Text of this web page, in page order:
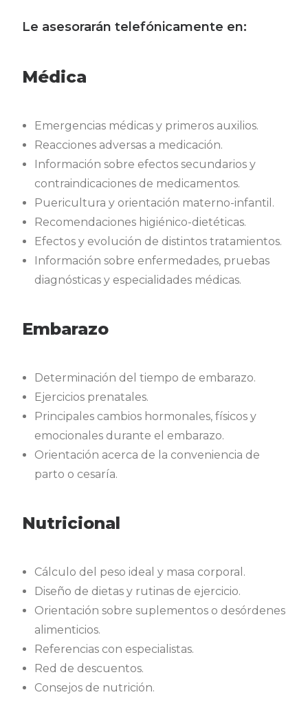
Le asesorarán telefónicamente en:
Médica
Emergencias médicas y primeros auxilios.
Reacciones adversas a medicación.
Información sobre efectos secundarios y
contraindicaciones de medicamentos.
Puericultura y orientación materno-infantil.
Recomendaciones higiénico-dietéticas.
Efectos y evolución de distintos tratamientos.
Información sobre enfermedades, pruebas
diagnósticas y especialidades médicas.
Embarazo
Determinación del tiempo de embarazo.
Ejercicios prenatales.
Principales cambios hormonales, físicos y
emocionales durante el embarazo.
Orientación acerca de la conveniencia de
parto o cesaría.
Nutricional
Cálculo del peso ideal y masa corporal.
Diseño de dietas y rutinas de ejercicio.
Orientación sobre suplementos o desórdenes
alimenticios.
Referencias con especialistas.
Red de descuentos.
Consejos de nutrición.